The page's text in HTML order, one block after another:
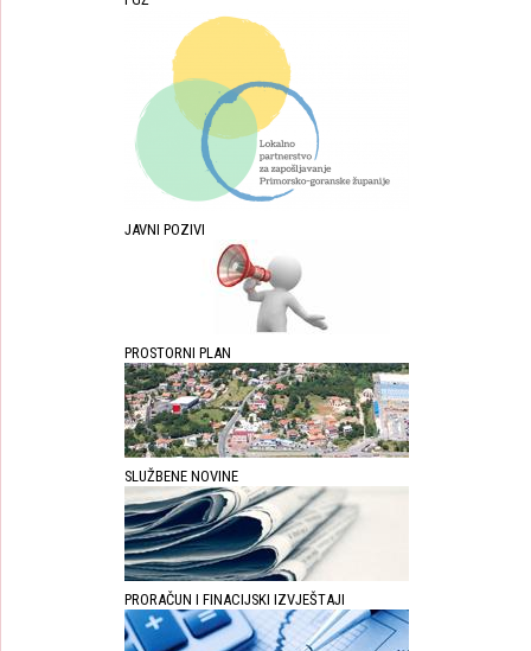
JAVNI POZIVI
PROSTORNI PLAN
SLUŽBENE NOVINE
PRORAČUN I FINACIJSKI IZVJEŠTAJI